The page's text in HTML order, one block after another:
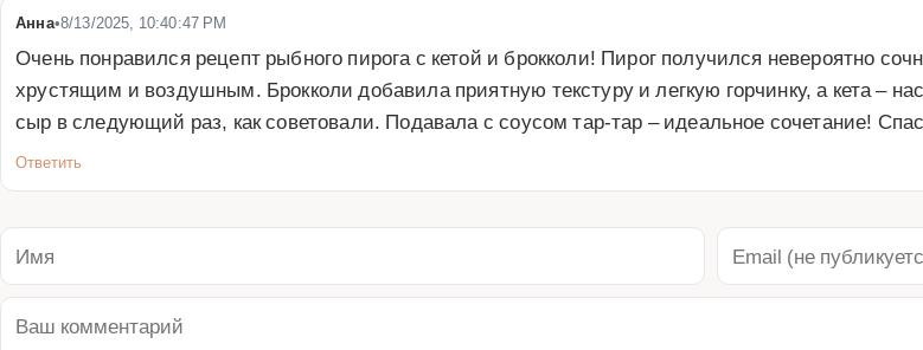
Анна•8/13/2025, 10:40:47 PM
Очень понравился рецепт рыбного пирога с кетой и брокколи! Пирог получился невероятно
хрустящим и воздушным. Брокколи добавила приятную текстуру и легкую горчинку, а кета –
сыр в следующий раз, как советовали. Подавала с соусом тар-тар – идеальное сочетание!
Ответить